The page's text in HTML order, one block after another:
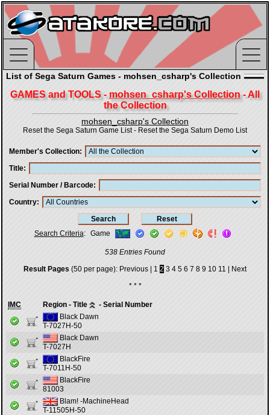
List of Sega Saturn Games - mohsen_csharp's Collection
GAMES and TOOLS - mohsen_csharp's Collection- All
the Collection
mohsen_csharp's Collection
Reset the Sega Saturn Game List- Reset the Sega Saturn Demo List
Member's Collection
Title
Serial Number / Barcode
Country
Search Criteria: Game
538 Entries Found
Result Pages (50 per page): Previous 1 2 3 4 5 6 7 8 9 10 11
Next
* * *
IMC Region - Title
- Serial Number
Black Dawn
T-7027H-50
Black Dawn
T-7027H
BlackFire
T-7011H-50
BlackFire
81003
Blam! -MachineHead
T-11505H-50